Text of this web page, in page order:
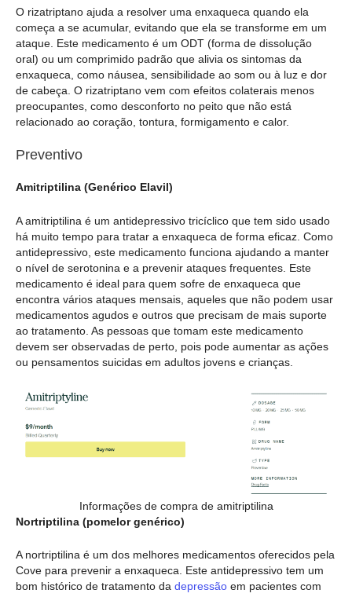
O rizatriptano ajuda a resolver uma enxaqueca quando ela
começa a se acumular, evitando que ela se transforme em um
ataque. Este medicamento é um ODT (forma de dissolução
oral) ou um comprimido padrão que alivia os sintomas da
enxaqueca, como náusea, sensibilidade ao som ou à luz e dor
de cabeça. O rizatriptano vem com efeitos colaterais menos
preocupantes, como desconforto no peito que não está
relacionado ao coração, tontura, formigamento e calor.
Preventivo
Amitriptilina (Genérico Elavil)
A amitriptilina é um antidepressivo tricíclico que tem sido usado
há muito tempo para tratar a enxaqueca de forma eficaz. Como
antidepressivo, este medicamento funciona ajudando a manter
o nível de serotonina e a prevenir ataques frequentes. Este
medicamento é ideal para quem sofre de enxaqueca que
encontra vários ataques mensais, aqueles que não podem usar
medicamentos agudos e outros que precisam de mais suporte
ao tratamento. As pessoas que tomam este medicamento
devem ser observadas de perto, pois pode aumentar as ações
ou pensamentos suicidas em adultos jovens e crianças.
Informações de compra de amitriptilina
Nortriptilina (pomelor genérico)
A nortriptilina é um dos melhores medicamentos oferecidos pela
Cove para prevenir a enxaqueca. Este antidepressivo tem um
bom histórico de tratamento da depressão em pacientes com